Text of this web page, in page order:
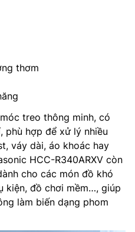
thơm
treo thông minh, có
phù hợp để xử lý nhiều
váy dài, áo khoác hay
HCC-R340ARXV còn
cho các món đồ khó
kiện, đồ chơi mềm…, giúp
làm biến dạng phom